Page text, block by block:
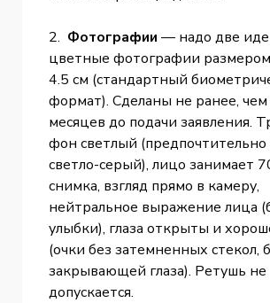
2. Фотографии — надо две
цветные фотографии
4.5 см (стандартный
формат). Сделаны не ранее, чем
месяцев до подачи заявления.
фон светлый
светло-серый), лицо занимает
снимка, взгляд прямо в камеру,
нейтральное выражение лица
улыбки), глаза открыты и
(очки без затемненных стекол,
закрывающей глаза). Ретушь не
допускается.